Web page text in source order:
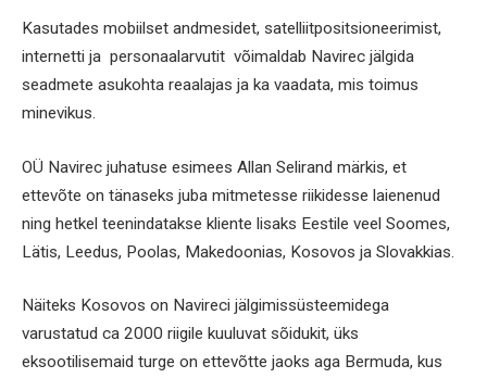
Kasutades mobiilset andmesidet, satelliitpositsioneerimist,
internetti ja personaalarvutit võimaldab Navirec jälgida
seadmete asukohta reaalajas ja ka vaadata, mis toimus
minevikus.
OÜ Navirec juhatuse esimees Allan Selirand märkis, et
ettevõte on tänaseks juba mitmetesse riikidesse laienenud
ning hetkel teenindatakse kliente lisaks Eestile veel Soomes,
Lätis, Leedus, Poolas, Makedoonias, Kosovos ja Slovakkias.
Näiteks Kosovos on Navireci jälgimissüsteemidega
varustatud ca 2000 riigile kuuluvat sõidukit, üks
eksootilisemaid turge on ettevõtte jaoks aga Bermuda, kus